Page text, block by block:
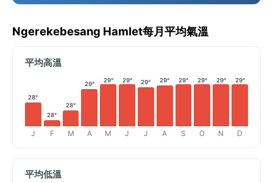
Ngerekebesang Hamlet每月平均氣溫
平均高溫
28°
J
28°
F
28°
M
29°
A
29°
M
29°
J
29°
J
29°
A
29°
S
29°
O
29°
N
29°
D
平均低溫